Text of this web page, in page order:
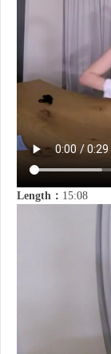
Length： 15:08